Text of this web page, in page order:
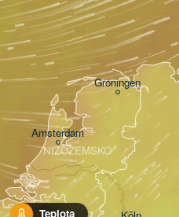
Teplota
Bruxelles
Amsterdam
Groningen
NIZOZEMSKO